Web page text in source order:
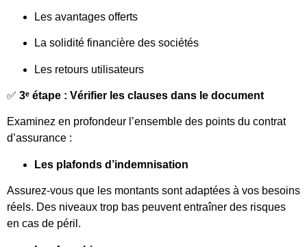
Les avantages offerts
La solidité financière des sociétés
Les retours utilisateurs
✅ 3ᵉ étape : Vérifier les clauses dans le document
Examinez en profondeur l’ensemble des points du contrat
d’assurance :
Les plafonds d’indemnisation
Assurez-vous que les montants sont adaptées à vos besoins
réels. Des niveaux trop bas peuvent entraîner des risques
en cas de péril.